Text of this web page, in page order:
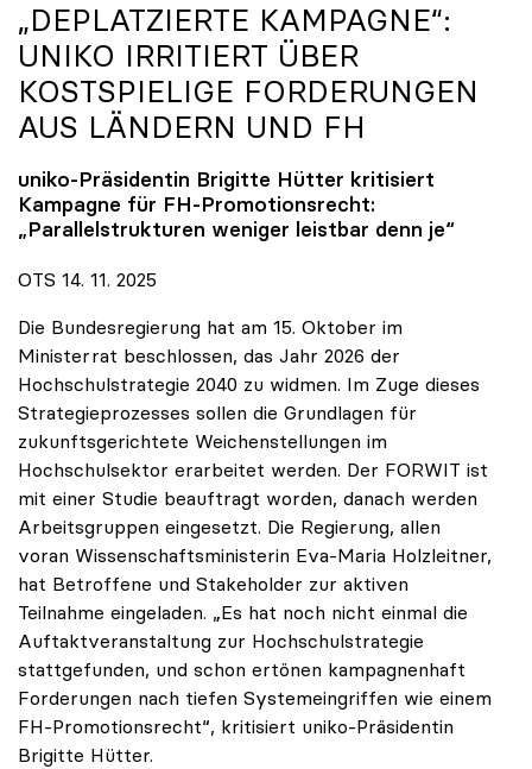
„DEPLATZIERTE KAMPAGNE“:
UNIKO IRRITIERT ÜBER
KOSTSPIELIGE FORDERUNGEN
AUS LÄNDERN UND FH
uniko-Präsidentin Brigitte Hütter kritisiert
Kampagne für FH-Promotionsrecht:
„Parallelstrukturen weniger leistbar denn je“
OTS 14. 11. 2025
Die Bundesregierung hat am 15. Oktober im
Ministerrat beschlossen, das Jahr 2026 der
Hochschulstrategie 2040 zu widmen. Im Zuge dieses
Strategieprozesses sollen die Grundlagen für
zukunftsgerichtete Weichenstellungen im
Hochschulsektor erarbeitet werden. Der FORWIT ist
mit einer Studie beauftragt worden, danach werden
Arbeitsgruppen eingesetzt. Die Regierung, allen
voran Wissenschaftsministerin Eva-Maria Holzleitner,
hat Betroffene und Stakeholder zur aktiven
Teilnahme eingeladen. „Es hat noch nicht einmal die
Auftaktveranstaltung zur Hochschulstrategie
stattgefunden, und schon ertönen kampagnenhaft
Forderungen nach tiefen Systemeingriffen wie einem
FH-Promotionsrecht“, kritisiert uniko-Präsidentin
Brigitte Hütter.